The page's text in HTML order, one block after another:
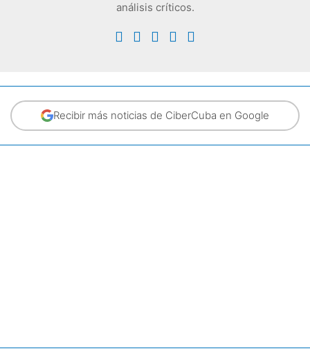
análisis críticos.
Recibir más noticias de CiberCuba en Google